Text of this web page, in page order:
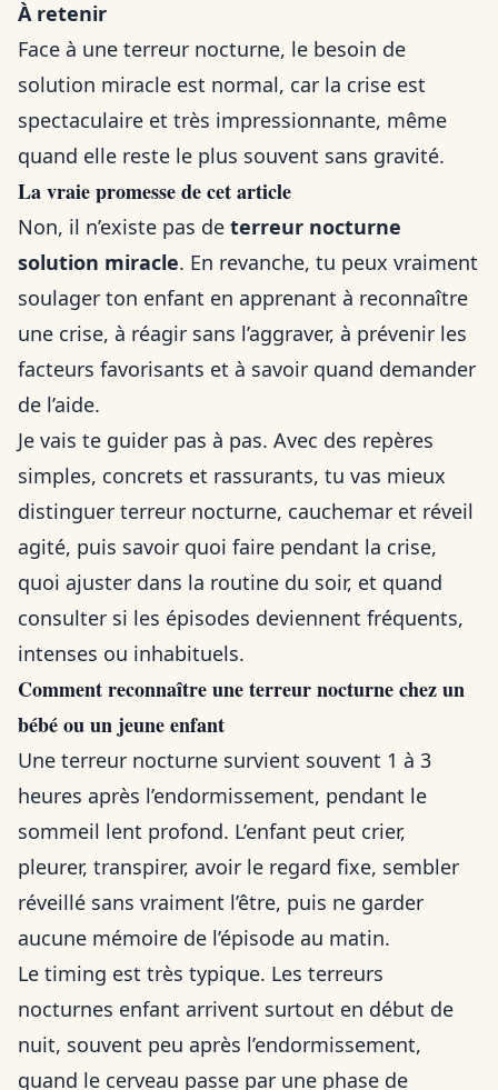
À retenir
Face à une terreur nocturne, le besoin de
solution miracle est normal, car la crise est
spectaculaire et très impressionnante, même
quand elle reste le plus souvent sans gravité.
La vraie promesse de cet article
Non, il n’existe pas de terreur nocturne
solution miracle. En revanche, tu peux vraiment
soulager ton enfant en apprenant à reconnaître
une crise, à réagir sans l’aggraver, à prévenir les
facteurs favorisants et à savoir quand demander
de l’aide.
Je vais te guider pas à pas. Avec des repères
simples, concrets et rassurants, tu vas mieux
distinguer terreur nocturne, cauchemar et réveil
agité, puis savoir quoi faire pendant la crise,
quoi ajuster dans la routine du soir, et quand
consulter si les épisodes deviennent fréquents,
intenses ou inhabituels.
Comment reconnaître une terreur nocturne chez un
bébé ou un jeune enfant
Une terreur nocturne survient souvent 1 à 3
heures après l’endormissement, pendant le
sommeil lent profond. L’enfant peut crier,
pleurer, transpirer, avoir le regard fixe, sembler
réveillé sans vraiment l’être, puis ne garder
aucune mémoire de l’épisode au matin.
Le timing est très typique. Les terreurs
nocturnes enfant arrivent surtout en début de
nuit, souvent peu après l’endormissement,
quand le cerveau passe par une phase de